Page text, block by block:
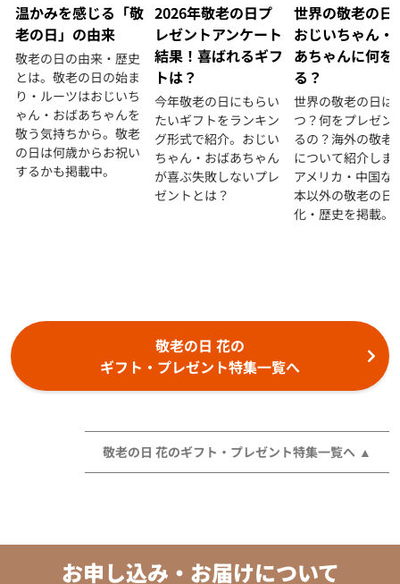
温かみを感じる「敬
老の日」の由来
敬老の日の由来・歴史
とは。敬老の日の始ま
り・ルーツはおじいち
ゃん・おばあちゃんを
敬う気持ちから。敬老
の日は何歳からお祝い
するかも掲載中。
2026年敬老の日プ
レゼントアンケート
結果！喜ばれるギフ
トは？
今年敬老の日にもらい
たいギフトをランキン
グ形式で紹介。おじい
ちゃん・おばあちゃん
が喜ぶ失敗しないプレ
ゼントとは？
世界の敬老の日
おじいちゃん・
あちゃんに何を
る？
世界の敬老の日は
つ？何をプレゼン
るの？海外の敬老
について紹介しま
アメリカ・中国な
本以外の敬老の日
化・歴史を掲載。
敬老の日 花の
ギフト・プレゼント特集一覧へ
敬老の日 花のギフト・プレゼント特集一覧へ
お申し込み・お届けについて